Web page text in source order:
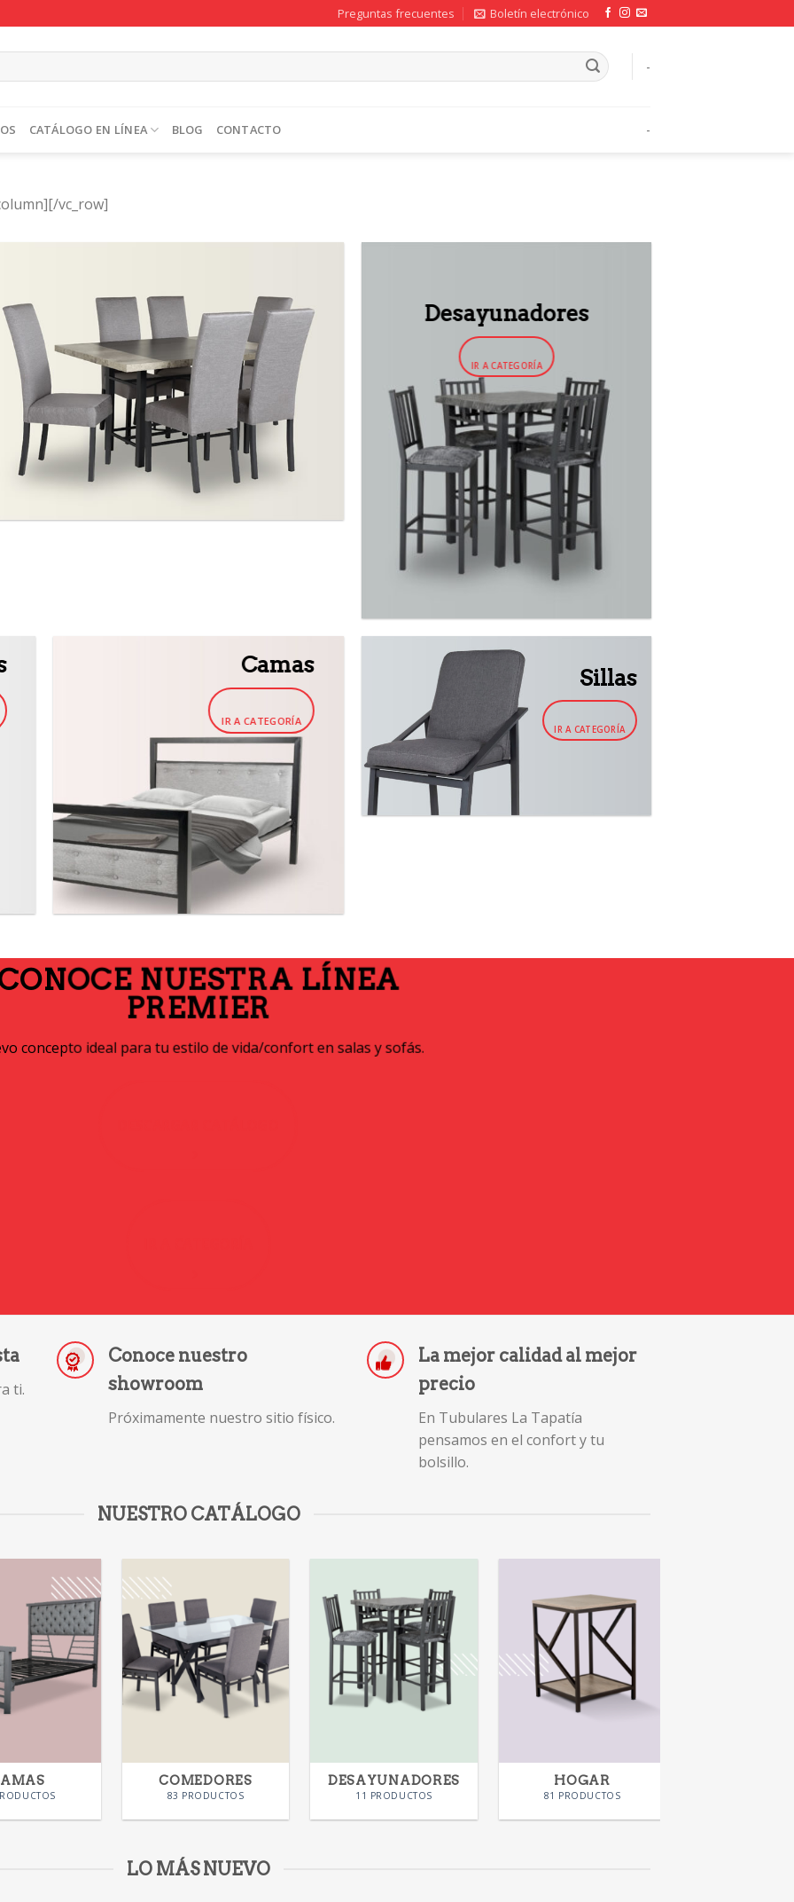
Preguntas frecuentes Boletín electrónico
-
CATÁLOGO EN LÍNEA BLOG CONTACTO -
vc_row]
Desayunadores
IR A CATEGORÍA
Camas
IR A CATEGORÍA
Sillas
IR A CATEGORÍA
NUESTRA LÍNEA
PREMIER
concepto ideal para tu estilo de vida/confort en salas y sofás.
ti.
Conoce nuestro
showroom
Próximamente nuestro sitio físico.
La mejor calidad al mejor
precio
En Tubulares La Tapatía
pensamos en el confort y tu
bolsillo.
NUESTRO CATÁLOGO
COMEDORES
83 PRODUCTOS
DESAYUNADORES
11 PRODUCTOS
HOGAR
81 PRODUCTOS
LO MÁS NUEVO